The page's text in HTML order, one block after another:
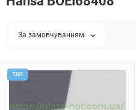
За замовчуванням
ТОП